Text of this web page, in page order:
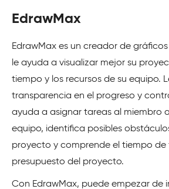
EdrawMax
EdrawMax es un creador de gráficos
le ayuda a visualizar mejor su
tiempo y los recursos de su equipo.
transparencia en el progreso y
ayuda a asignar tareas al miembro
equipo, identifica posibles
proyecto y comprende el tiempo de
presupuesto del proyecto.
Con EdrawMax, puede empezar de